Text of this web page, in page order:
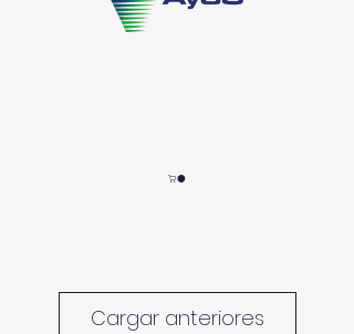
Cargar anteriores